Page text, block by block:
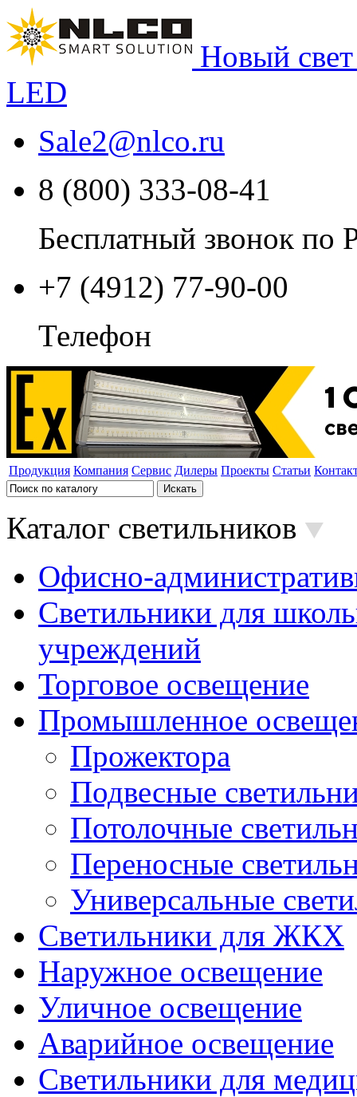
Новый
LED
Sale2@nlco.ru
8 (800) 333-08-41
Бесплатный звонок по
+7 (4912) 77-90-00
Телефон
Продукция Компания Сервис Дилеры Проекты Статьи
Каталог светильников
Офисно-
Светильники для
учреждений
Торговое освещение
Промышленное
Прожектора
Подвесные
Потолочные
Переносные
Универсальные
Светильники для ЖКХ
Наружное освещение
Уличное освещение
Аварийное освещение
Светильники для